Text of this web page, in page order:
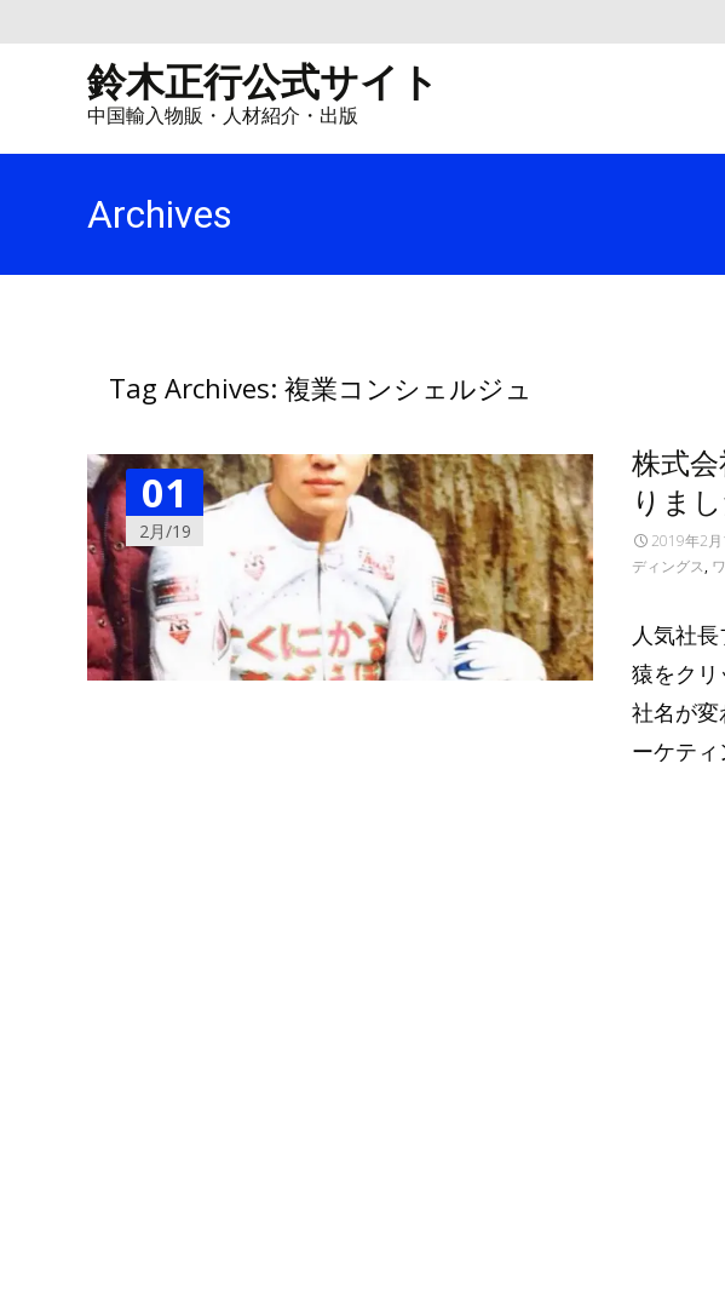
鈴木正行公式サイト
中国輸入物販・人材紹介・出版
Archives
Tag Archives: 複業コンシェルジュ
01
2月/19
株式
りま
2019年2月
ディングス,
人気社
猿をク
社名が
ーケテ